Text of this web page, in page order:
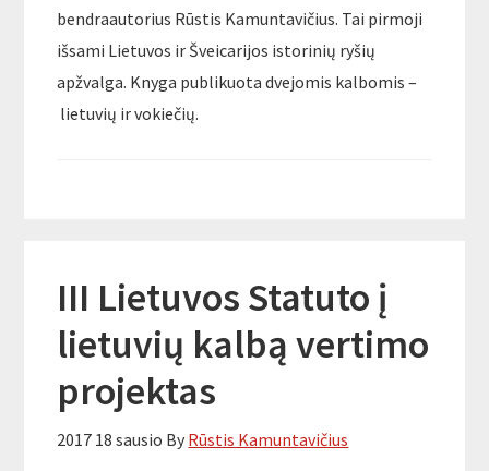
bendraautorius Rūstis Kamuntavičius. Tai pirmoji
išsami Lietuvos ir Šveicarijos istorinių ryšių
apžvalga. Knyga publikuota dvejomis kalbomis –
lietuvių ir vokiečių.
III Lietuvos Statuto į
lietuvių kalbą vertimo
projektas
2017 18 sausio By Rūstis Kamuntavičius